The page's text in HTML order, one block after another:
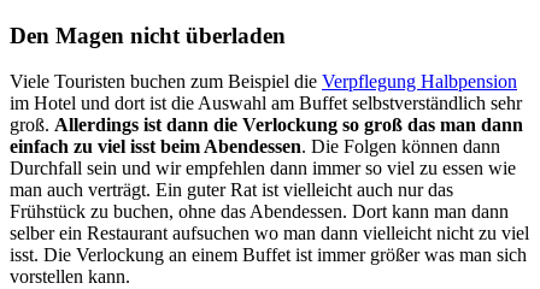
Den Magen nicht überladen
Viele Touristen buchen zum Beispiel die Verpflegung Halbpension
im Hotel und dort ist die Auswahl am Buffet selbstverständlich sehr
groß. Allerdings ist dann die Verlockung so groß das man dann
einfach zu viel isst beim Abendessen. Die Folgen können dann
Durchfall sein und wir empfehlen dann immer so viel zu essen wie
man auch verträgt. Ein guter Rat ist vielleicht auch nur das
Frühstück zu buchen, ohne das Abendessen. Dort kann man dann
selber ein Restaurant aufsuchen wo man dann vielleicht nicht zu viel
isst. Die Verlockung an einem Buffet ist immer größer was man sich
vorstellen kann.